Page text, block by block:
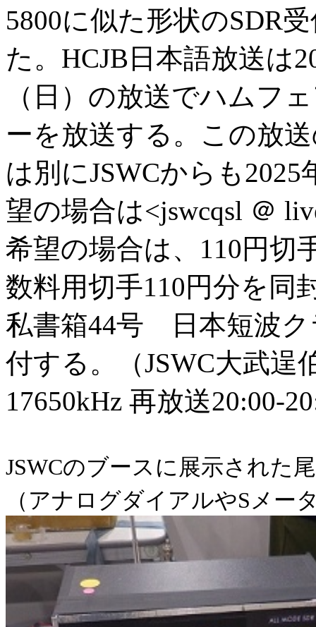
5800に似た形状のSDR
た。HCJB日本語放送は
（日）の放送でハムフ
ーを放送する。この放
は別にJSWCからも
望の場合は<jswcqsl ＠
希望の場合は、110円切
数料用切手110円分を同
私書箱44号 日本短波ク
付する。（JSWC大武逞
17650kHz 再放送20:00-
JSWCのブースに展示された
（アナログダイアルやSメー